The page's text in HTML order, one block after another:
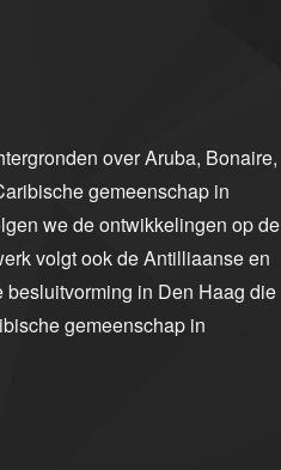
over Aruba, Bonaire,
gemeenschap in
we de ontwikkelingen op de
volgt ook de Antilliaanse en
in Den Haag die
gemeenschap in